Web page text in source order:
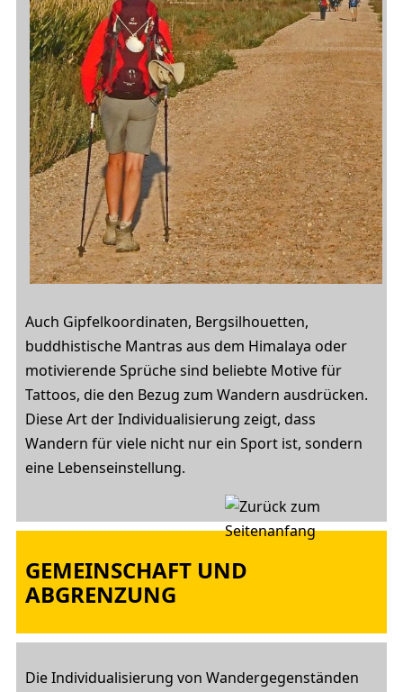
Auch Gipfelkoordinaten, Bergsilhouetten,
buddhistische Mantras aus dem Himalaya oder
motivierende Sprüche sind beliebte Motive für
Tattoos, die den Bezug zum Wandern ausdrücken.
Diese Art der Individualisierung zeigt, dass
Wandern für viele nicht nur ein Sport ist, sondern
eine Lebenseinstellung.
GEMEINSCHAFT UND
ABGRENZUNG
Die Individualisierung von Wandergegenständen